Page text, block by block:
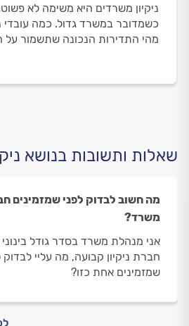
ניקיון משרדים היא משימה לא
כשמדובר במשרד גדול. כמה עובדי
מהי התדירות הנכונה שתשמור על
שאלות ותשובות בנושא
מה חשוב לבדוק לפני שמזמינים
משרד?
אני מנהלת משרד בסדר גודל בינוני
חברת ניקיון קבועה, מה עליי לבדוק
שמזמינים אחת כזו?